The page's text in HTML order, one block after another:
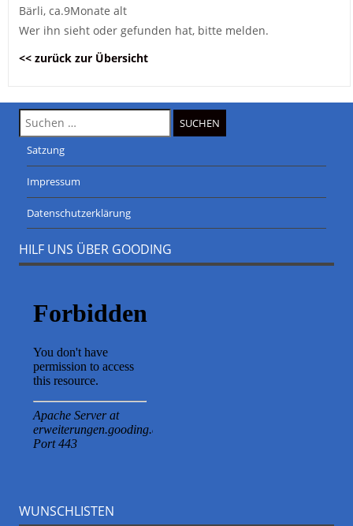
Bärli, ca.9Monate alt
Wer ihn sieht oder gefunden hat, bitte melden.
<< zurück zur Übersicht
Suche
nach:
Satzung
Impressum
Datenschutzerklärung
HILF UNS ÜBER GOODING
WUNSCHLISTEN